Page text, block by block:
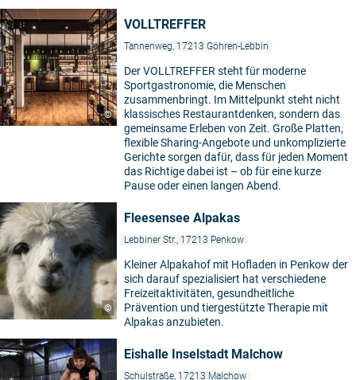
©
VOLLTREFFER
Tannenweg, 17213 Göhren-Lebbin
Der VOLLTREFFER steht für moderne
Sportgastronomie, die Menschen
zusammenbringt. Im Mittelpunkt steht nicht
klassisches Restaurantdenken, sondern das
gemeinsame Erleben von Zeit. Große Platten,
flexible Sharing-Angebote und unkomplizierte
Gerichte sorgen dafür, dass für jeden Moment
das Richtige dabei ist – ob für eine kurze
Pause oder einen langen Abend.
©
Fleesensee Alpakas
Lebbiner Str., 17213 Penkow
Kleiner Alpakahof mit Hofladen in Penkow der
sich darauf spezialisiert hat verschiedene
Freizeitaktivitäten, gesundheitliche
Prävention und tiergestützte Therapie mit
Alpakas anzubieten.
Eishalle Inselstadt Malchow
Schulstraße, 17213 Malchow